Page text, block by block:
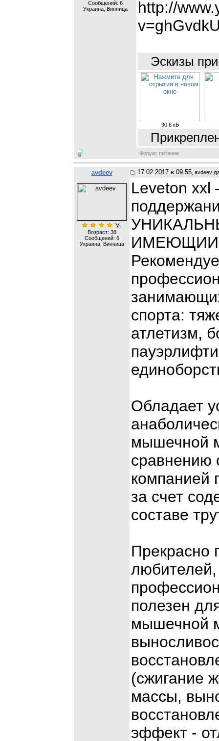
Сообщений: 6
Украина, Винница
http://
Эскизы
90.6 кБ
Форум: питание
avdeev 17.02.2017 в 09:55 , avdeev
Возраст: 38
Сообщений: 6
Украина, Винница
Leveton xxl
спорта:
атлетизм,
Обладает
мышечной
сравнению
компанией
за счет
составе
Прекрасно
любителей,
полезен
мышечной
(сжигание
массы,
эффект -